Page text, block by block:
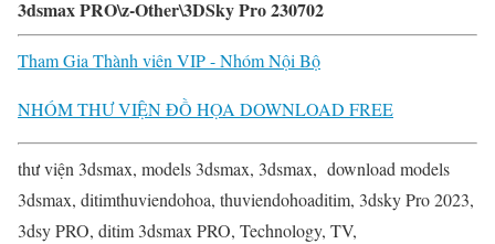
3dsmax PRO\z-Other\3DSky Pro 230702
Tham Gia Thành viên VIP - Nhóm Nội Bộ
NHÓM THƯ VIỆN ĐỒ HỌA DOWNLOAD FREE
thư viện 3dsmax, models 3dsmax, 3dsmax, download models
3dsmax, ditimthuviendohoa, thuviendohoaditim, 3dsky Pro 2023,
3dsy PRO, ditim 3dsmax PRO, Technology, TV,